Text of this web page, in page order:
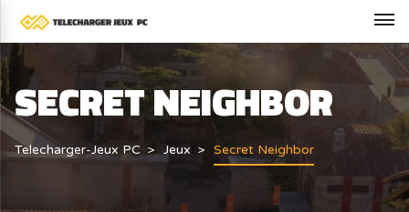
SECRET NEIGHBOR
Telecharger-Jeux PC Jeux Secret Neighbor